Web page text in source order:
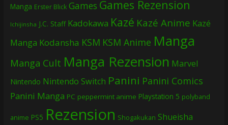
Manga Erster Blick Games Games Rezension
Ichijinsha J.C. Staff Kadokawa Kazé Kazé Anime Kazé
Manga Kodansha KSM KSM Anime Manga
Manga Cult Manga Rezension Marvel
Nintendo Nintendo Switch Panini Panini Comics
Panini Manga PC peppermint anime Playstation 5 polyband
anime PS5 Rezension Shogakukan Shueisha